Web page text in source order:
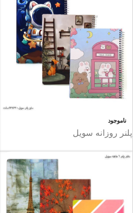
ناموجود
پلنر روزانه سویل